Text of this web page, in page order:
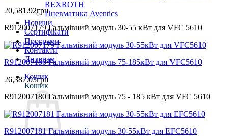
REXROTH
Пневматика Aventics
Новини
Сертифікати
Програми
Контакти
Дилерам
Кошик
Кошик
20,581.92грн
R912007179 Гальмівний модуль 30-55 кВт для VFC 5610
R912007180 Гальмівний модуль 75-185кВт для VFC5610
26,387.03грн
R912007180 Гальмівний модуль 75 - 185 кВт для VFC 5610
R912007181 Гальмівний модуль 30-55кВт для EFC5610